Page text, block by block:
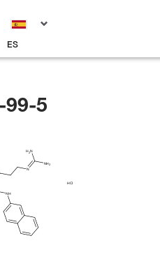
ES
99-5
N
NH2
H2N
NH
HCl